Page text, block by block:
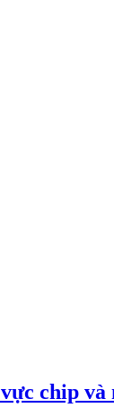
chip